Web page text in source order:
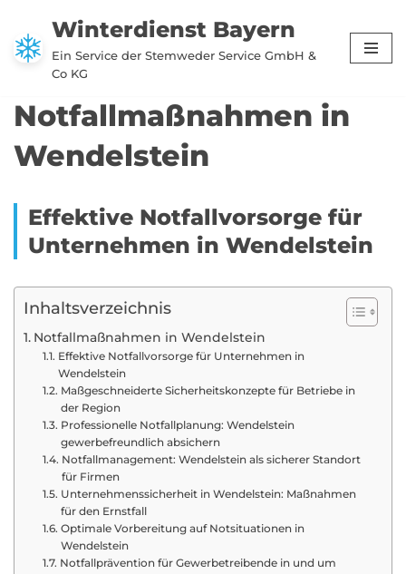
Zum
Inhalt
Winterdienst Bayern
Ein Service der Stemweder Service GmbH &
Co KG
Notfallmaßnahmen in
Wendelstein
Effektive Notfallvorsorge für
Unternehmen in Wendelstein
Inhaltsverzeichnis
Notfallmaßnahmen in Wendelstein
Effektive Notfallvorsorge für Unternehmen in
Wendelstein
Maßgeschneiderte Sicherheitskonzepte für Betriebe in
der Region
Professionelle Notfallplanung: Wendelstein
gewerbefreundlich absichern
Notfallmanagement: Wendelstein als sicherer Standort
für Firmen
Unternehmenssicherheit in Wendelstein: Maßnahmen
für den Ernstfall
Optimale Vorbereitung auf Notsituationen in
Wendelstein
Notfallprävention für Gewerbetreibende in und um